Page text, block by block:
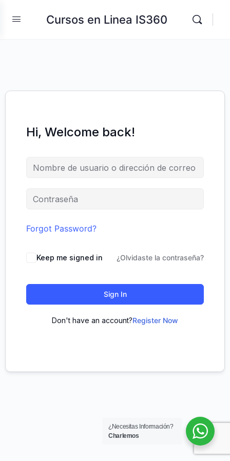
Cursos en Linea IS360
Hi, Welcome back!
Forgot Password?
Keep me signed in ¿Olvidaste la contraseña?
Sign In
Don't have an account?Register Now
¿Necesitas Información?
Charlemos